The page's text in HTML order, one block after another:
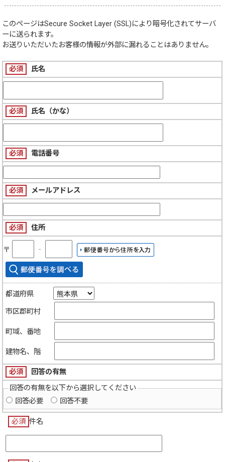
このページはSecure Socket Layer (SSL)により暗号化されてサーバ
ーに送られます。
お送りいただいたお客様の情報が外部に漏れることはありません。
必須 氏名
必須 氏名（かな）
必須 電話番号
必須 メールアドレス
必須 住所
〒 ‐
都道府県
市区郡町村
町域、番地
建物名、階
必須
回答の有無
回答の有無を以下から選択してください
回答必要
回答不要
必須 件名